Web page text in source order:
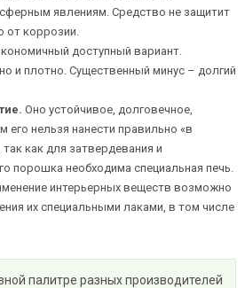
явлениям. Средство не защитит
от коррозии.
доступный вариант.
и плотно. Существенный минус – долгий
Оно устойчивое, долговечное,
его нельзя нанести правильно «в
как для затвердевания и
порошка необходима специальная печь.
интерьерных веществ возможно
их специальными лаками, в том числе
палитре разных производителей